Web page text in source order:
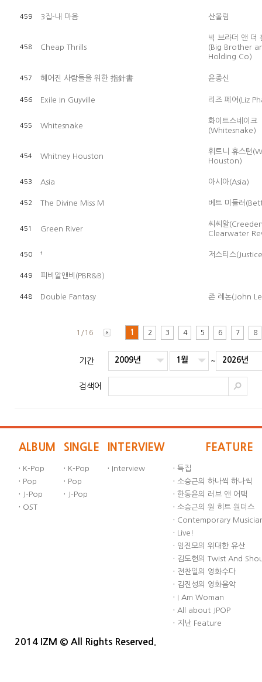
459 3집-내 마음 산울림
458 Cheap Thrills
빅 브라더 앤 더
(Big Brother
Holding Co)
457 헤어진 사람들을 위한 指針書 윤종신
456 Exile In Guyville 리즈 페어(Liz
455 Whitesnake
화이트스네이크
(Whitesnake)
454 Whitney Houston
휘트니 휴스턴
Houston)
453 Asia 아시아(Asia)
452 The Divine Miss M 베트 미들러
451 Green River
씨씨알
Clearwater
450 † 저스티스
449 피비알앤비(PBR&B)
448 Double Fantasy 존 레논(John
1/16 1 2 3 4 5 6 7 8
기간 2009년 1월 ~ 2026년
검색어
ALBUM
· K-Pop
· Pop
· J-Pop
· OST
SINGLE
· K-Pop
· Pop
· J-Pop
INTERVIEW
· Interview
FEATURE
· 특집
· 소승근의 하나씩 하나씩
· 한동윤의 러브 앤 어택
· 소승근의 원 히트 원더스
· Contemporary
· Live!
· 임진모의 위대한 유산
· 김도헌의 Twist And
· 전찬일의 영화수다
· 김진성의 영화음악
· I Am Woman
· All about JPOP
· 지난 Feature
2014 IZM © All Rights Reserved.